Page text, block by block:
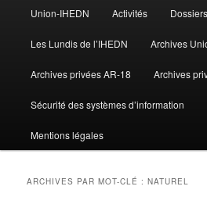
Union-IHEDN Activités Dossiers
Les Lundis de l’IHEDN Archives
Archives privées AR-18 Archives
Sécurité des systèmes d’information
Mentions légales
ARCHIVES PAR MOT-CLÉ :NATUREL